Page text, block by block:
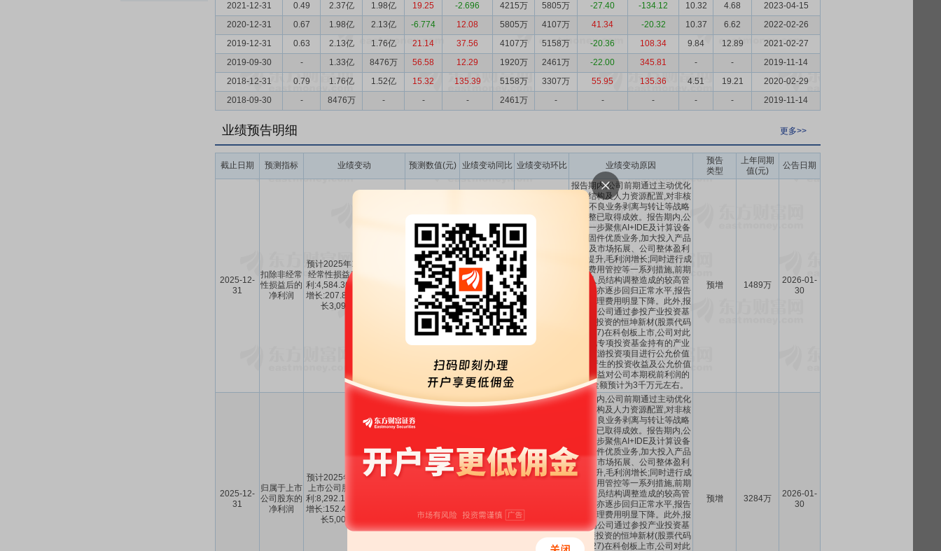
2021-12-31
0.49 2.37亿 1.98亿 19.25 -2.696 4215万 5805万 -27.40 -134.12 10.32 4.68
2023-04-15
2020-12-31
0.67 1.98亿 2.13亿 -6.774 12.08 5805万 4107万 41.34 -20.32 10.37 6.62
2022-02-26
2019-12-31
0.63 2.13亿 1.76亿 21.14 37.56 4107万 5158万 -20.36 108.34 9.84 12.89
2021-02-27
2019-09-30
- 1.33亿 8476万 56.58 12.29 1920万 2461万 -22.00 345.81 - -
2019-11-14
2018-12-31
0.79 1.76亿 1.52亿 15.32 135.39 5158万 3307万 55.95 135.36 4.51 19.21
2020-02-29
2018-09-30
- 8476万 - - - 2461万 - - - - - 2019-11-14
业绩预告明细 更多>>
截止日期 预测指标 业绩变动 预测数值(元) 业绩变动同比 业绩变动环比 业绩变动原因
预告
类型
上年同期
值(元)
公告日期
2025-12-
31
扣除非经常
性损益后的
净利润
预计2025年1-12月扣除非
经常性损益后的净利润盈
利:4,584.36万元,同比上年
增长:207.81%,同比上年增
长3,095.01万元。
4584万 207.81%
报告期内,公司前期通过主动优化
资产结构及人力资源配置,对非核
心及不良业务剥离与转让等战略
性调整已取得成效。报告期内,公
司进一步聚焦AI+IDE及计算设备
核心固件优质业务,加大投入产品
研发及市场拓展、公司整体盈利
能力提升,毛利润增长;同时进行成
本与费用管控等一系列措施,前期
由于人员结构调整造成的较高管
理费用亦逐步回归正常水平,报告
期内管理费用明显下降。此外,报
告期内公司通过参投产业投资基
金间接投资的恒坤新材(股票代码
688727)在科创板上市,公司对此
和其他专项投资基金持有的产业
链上下游投资项目进行公允价值
评估,产生的投资收益及公允价值
变动收益对公司本期税前利润的
影响金额预计为3千万元左右。
预增 1489万
2026-01-
30
2025-12-
31
归属于上市
公司股东的
净利润
预计2025年1-12月归属于
上市公司股东的净利润盈
利:8,292.16万元,同比上年
增长:152.49%,同比上年增
长5,008.01万元。
报告期内,公司前期通过主动优化
资产结构及人力资源配置,对非核
心及不良业务剥离与转让等战略
性调整已取得成效。报告期内,公
司进一步聚焦AI+IDE及计算设备
核心固件优质业务,加大投入产品
研发及市场拓展、公司整体盈利
能力提升,毛利润增长;同时进行成
本与费用管控等一系列措施,前期
由于人员结构调整造成的较高管
理费用亦逐步回归正常水平,报告
期内管理费用明显下降。此外,报
告期内公司通过参投产业投资基
金间接投资的恒坤新材(股票代码
688727)在科创板上市,公司对此
预增 3284万
2026-01-
30